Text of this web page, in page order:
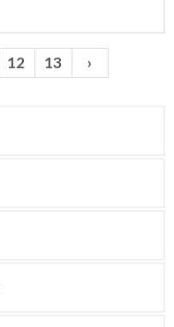
12 13 ›